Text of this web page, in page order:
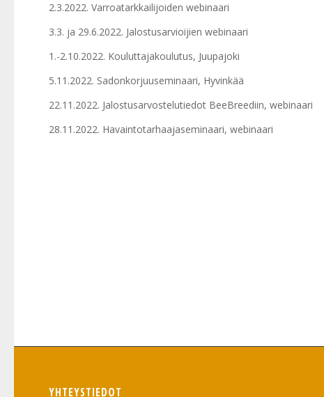
2.3.2022. Varroatarkkailijoiden webinaari
3.3. ja 29.6.2022. Jalostusarvioijien webinaari
1.-2.10.2022. Kouluttajakoulutus, Juupajoki
5.11.2022. Sadonkorjuuseminaari, Hyvinkää
22.11.2022. Jalostusarvostelutiedot BeeBreediin, webinaari
28.11.2022. Havaintotarhaajaseminaari, webinaari
YHTEYSTIEDOT